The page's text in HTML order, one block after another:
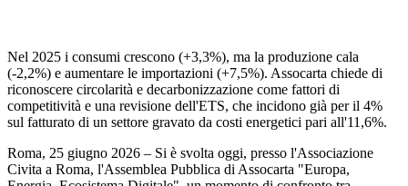
Nel 2025 i consumi crescono (+3,3%), ma la produzione cala
(-2,2%) e aumentare le importazioni (+7,5%). Assocarta chiede di
riconoscere circolarità e decarbonizzazione come fattori di
competitività e una revisione dell'ETS, che incidono già per il 4%
sul fatturato di un settore gravato da costi energetici pari all'11,6%.
Roma, 25 giugno 2026 – Si è svolta oggi, presso l'Associazione
Civita a Roma, l'Assemblea Pubblica di Assocarta "Europa,